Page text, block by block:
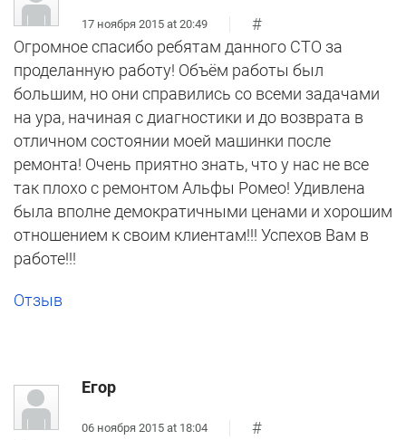
17 ноября 2015 at 20:49
#
Огромное спасибо ребятам данного СТО за
проделанную работу! Объём работы был
большим, но они справились со всеми задачами
на ура, начиная с диагностики и до возврата в
отличном состоянии моей машинки после
ремонта! Очень приятно знать, что у нас не все
так плохо с ремонтом Альфы Ромео! Удивлена
была вполне демократичными ценами и хорошим
отношением к своим клиентам!!! Успехов Вам в
работе!!!
Отзыв
Егор
06 ноября 2015 at 18:04
#